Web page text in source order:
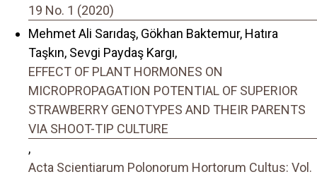
19 No. 1 (2020)
Mehmet Ali Sarıdaş, Gökhan Baktemur, Hatıra
Taşkın, Sevgi Paydaş Kargı,
EFFECT OF PLANT HORMONES ON
MICROPROPAGATION POTENTIAL OF SUPERIOR
STRAWBERRY GENOTYPES AND THEIR PARENTS
VIA SHOOT-TIP CULTURE
,
Acta Scientiarum Polonorum Hortorum Cultus: Vol.